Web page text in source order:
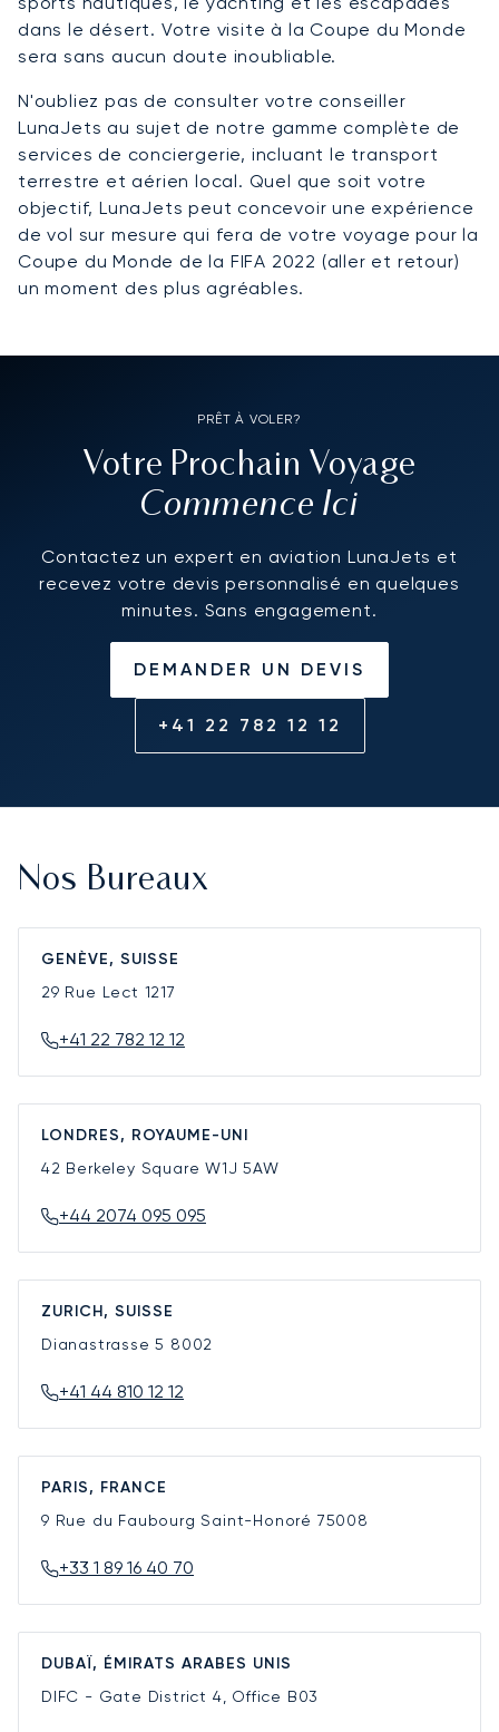
dans le désert. Votre visite à la Coupe du Monde
sera sans aucun doute inoubliable.
N'oubliez pas de consulter votre conseiller
LunaJets au sujet de notre gamme complète de
services de conciergerie, incluant le transport
terrestre et aérien local. Quel que soit votre
objectif, LunaJets peut concevoir une expérience
de vol sur mesure qui fera de votre voyage pour la
Coupe du Monde de la FIFA 2022 (aller et retour)
un moment des plus agréables.
PRÊT À VOLER?
Votre Prochain Voyage
Commence Ici
Contactez un expert en aviation LunaJets et
recevez votre devis personnalisé en quelques
minutes. Sans engagement.
DEMANDER UN DEVIS
+41 22 782 12 12
Nos Bureaux
GENÈVE, SUISSE
29 Rue Lect 1217
+41 22 782 12 12
LONDRES, ROYAUME-UNI
42 Berkeley SquareW1J 5AW
+44 2074 095 095
ZURICH, SUISSE
Dianastrasse 5 8002
+41 44 810 12 12
PARIS, FRANCE
9 Rue du Faubourg Saint-Honoré 75008
+33 1 89 16 40 70
DUBAÏ, ÉMIRATS ARABES UNIS
DIFC - Gate District 4, Office B03